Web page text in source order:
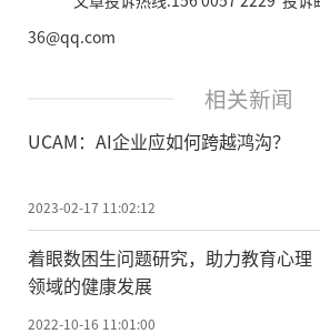
36@qq.com
相关新闻
UCAM：AI企业应如何跨越鸿沟？
2023-02-17 11:02:12
着眼数困生问题研究，助力教育心理
领域的健康发展
2022-10-16 11:01:00